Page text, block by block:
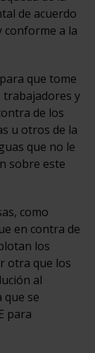
de acuerdo
conforme a la
que tome
trabajadores y
de los
u otros de la
que no le
sobre este
como
en contra de
los
otra que los
al
que se
para